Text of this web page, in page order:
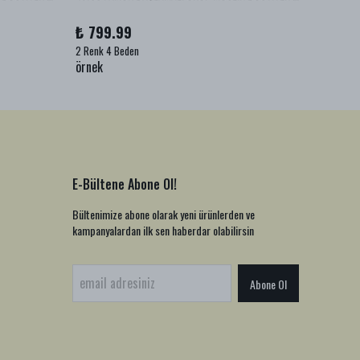
₺ 799.99
2 Renk 4 Beden
örnek
E-Bültene Abone Ol!
Bültenimize abone olarak yeni ürünlerden ve
kampanyalardan ilk sen haberdar olabilirsin
Abone Ol